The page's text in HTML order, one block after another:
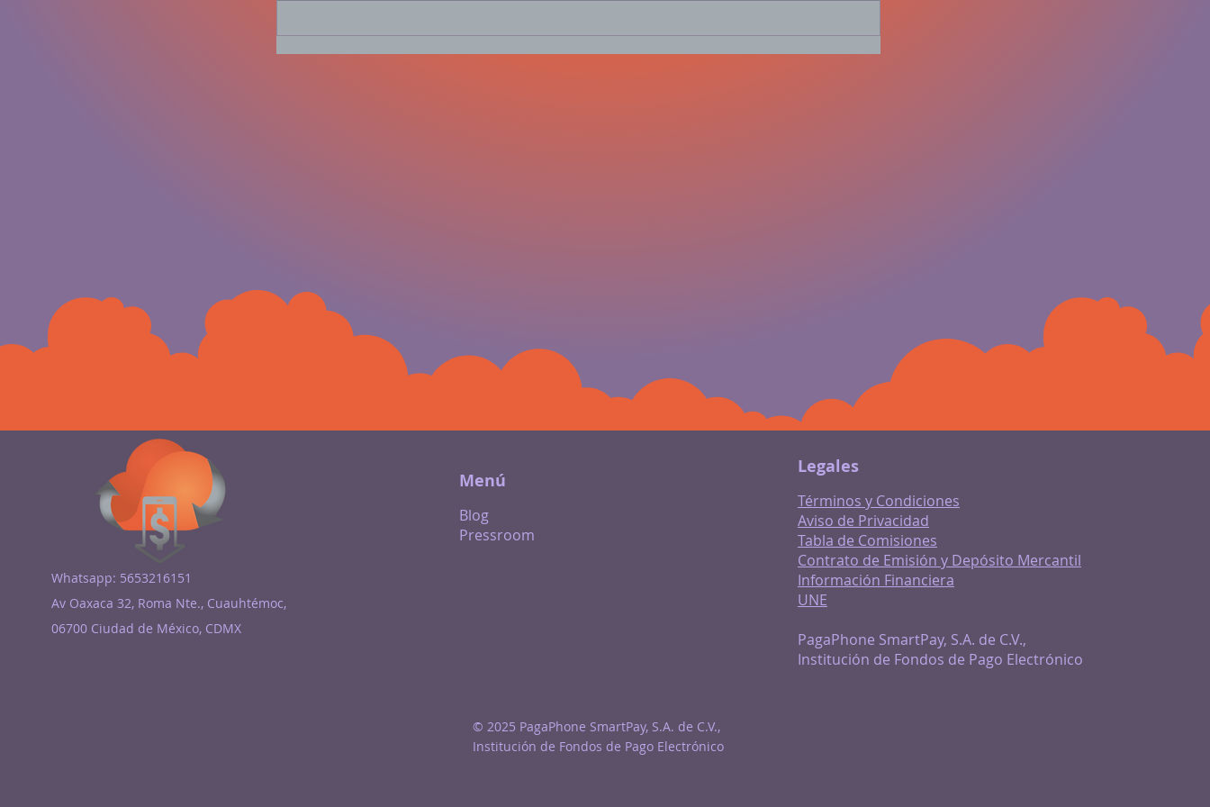
Guanajuato,...
Whatsapp: 5653216151
Av Oaxaca 32, Roma Nte., Cuauhtémoc,
06700 Ciudad de México, CDMX
Menú
Blog
Pressroom
Legales
Términos y Condiciones
Aviso de Privacidad
Tabla de Comisiones
Contrato de Emisión y Depósito Mercantil
Información Financiera
UNE
PagaPhone SmartPay, S.A. de C.V.,
Institución de Fondos de Pago Electrónico
© 2025 PagaPhone SmartPay, S.A. de C.V.,
Institución de Fondos de Pago Electrónico